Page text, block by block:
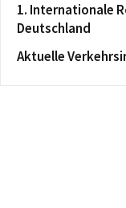
1. Internationale
Deutschland
Aktuelle